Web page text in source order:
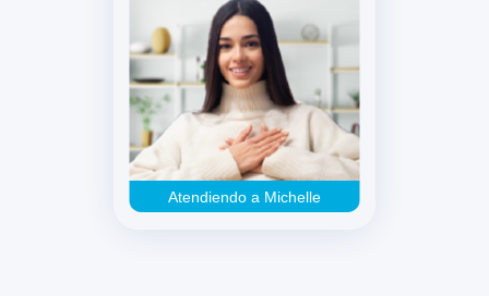
Atendiendo a Michelle